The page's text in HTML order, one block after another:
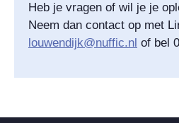
Heb je vragen of wil je je
Neem dan contact op met
louwendijk@nuffic.nl of bel